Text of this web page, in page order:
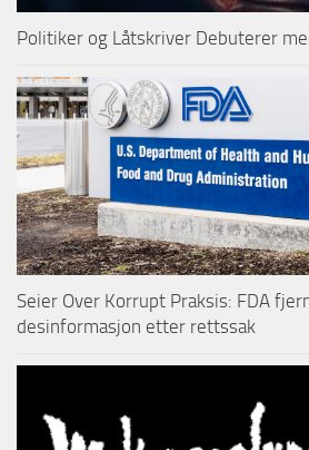
Politiker og Låtskriver Debuterer
Seier Over Korrupt Praksis: FDA
desinformasjon etter rettssak